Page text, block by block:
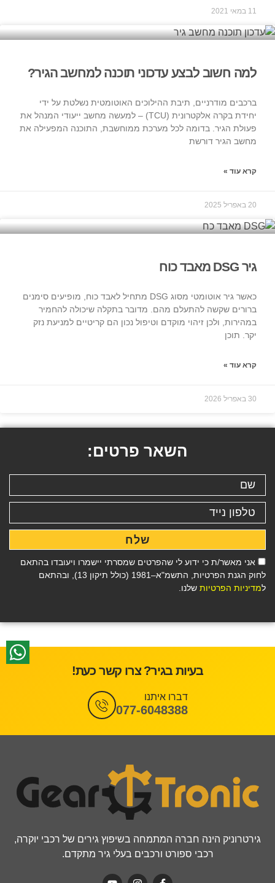
11 במאי 2021
למה חשוב לבצע עדכוני תוכנה למחשב הגיר?
ברכבים מודרניים, תיבת ההילוכים האוטומטית נשלטת על ידי
יחידת בקרה אלקטרונית (TCU) – למעשה מחשב ייעודי המנהל את
פעולת הגיר. בדומה לכל מערכת ממוחשבת, התוכנה המפעילה את
מחשב הגיר דורשת
קרא עוד »
20 באפריל 2025
גיר DSG מאבד כוח
כאשר גיר אוטומטי מסוג DSG מתחיל לאבד כוח, מופיעים סימנים
ברורים שקשה להתעלם מהם. מדובר בתקלה שיכולה להחמיר
במהירות, ולכן זיהוי מוקדם וטיפול נכון הם קריטיים למניעת נזק
יקר. תוכן
קרא עוד »
30 באפריל 2026
השאר פרטים:
אני מאשר/ת כי ידוע לי שהפרטים שמסרתי יישמרו ויעובדו בהתאם
לחוק הגנת הפרטיות, התשמ"א–1981 (כולל תיקון 13), ובהתאם
למדיניות הפרטיות שלנו.
שלח
בעיות בגיר? צרו קשר כעת!
דברו איתנו
077-6048388
גירטרוניק הינה חברה המתמחה בשיפוץ גירים של רכבי יוקרה,
רכבי ספורט ורכבים בעלי גיר מתקדם.